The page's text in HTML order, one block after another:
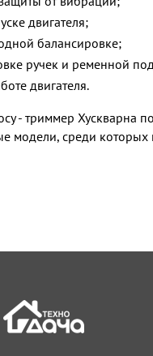
двигателя;
балансировке;
ручек и ременной
двигателя.
- триммер Хускварна
модели, среди